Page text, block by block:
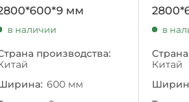
мм
в наличии
производства:
600 мм
в
Китай